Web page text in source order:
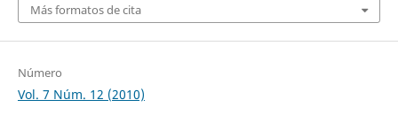
Más formatos de cita
Número
Vol. 7 Núm. 12 (2010)